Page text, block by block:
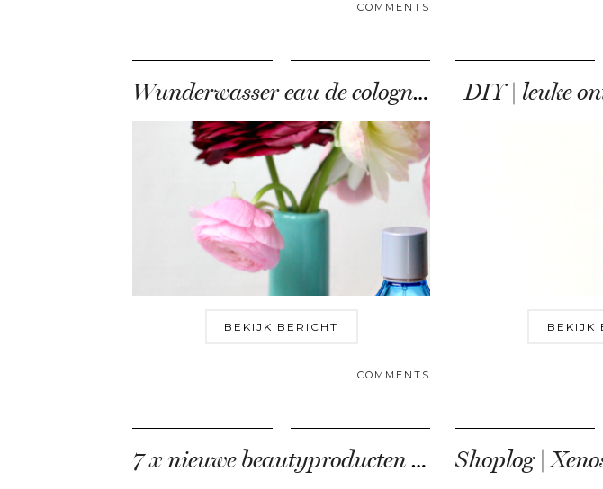
COMMENTS
Wunderwasser eau de cologne review
BEKIJK BERICHT
COMMENTS
DIY | leuke
BEKIJK
7 x nieuwe beautyproducten voor de zomer